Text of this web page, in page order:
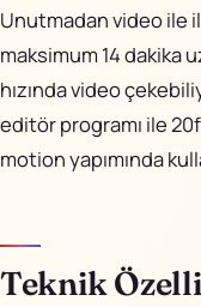
Unutmadan video ile
maksimum 14 dakika
hızında video
editör programı ile
motion yapımında
Teknik